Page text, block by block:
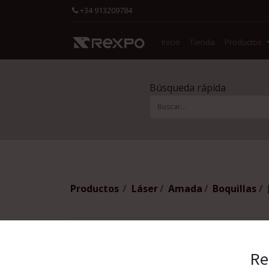
+34 913209784
Inicio Tienda Productos
Búsqueda rápida
Productos Láser Amada Boquillas